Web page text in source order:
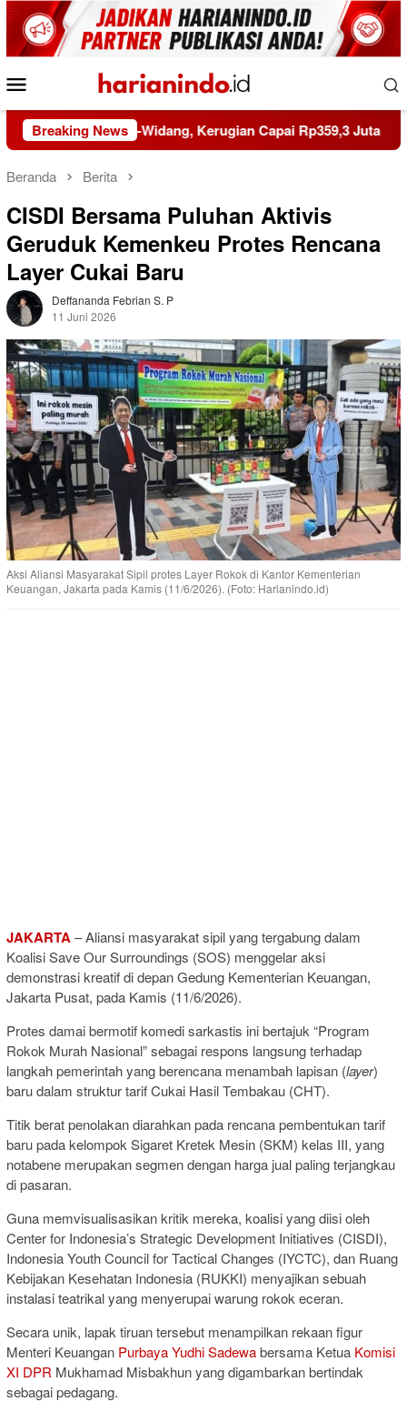
Loncat
ke
konten
Mobile
Breaking News
Babat-Widang, Kerugian Capai Rp359,3 Juta Riau 69
Beranda Berita
CISDI Bersama Puluhan Aktivis
Geruduk Kemenkeu Protes Rencana
Layer Cukai Baru
Deffananda Febrian S. P
11 Juni 2026
Aksi Aliansi Masyarakat Sipil protes Layer Rokok di Kantor Kementerian
Keuangan, Jakarta pada Kamis (11/6/2026). (Foto: Harianindo.id)
JAKARTA– Aliansi masyarakat sipil yang tergabung dalam
Koalisi Save Our Surroundings (SOS) menggelar aksi
demonstrasi kreatif di depan Gedung Kementerian Keuangan,
Jakarta Pusat, pada Kamis (11/6/2026).
Protes damai bermotif komedi sarkastis ini bertajuk “Program
Rokok Murah Nasional” sebagai respons langsung terhadap
langkah pemerintah yang berencana menambah lapisan (layer)
baru dalam struktur tarif Cukai Hasil Tembakau (CHT).
Titik berat penolakan diarahkan pada rencana pembentukan tarif
baru pada kelompok Sigaret Kretek Mesin (SKM) kelas III, yang
notabene merupakan segmen dengan harga jual paling terjangkau
di pasaran.
Guna memvisualisasikan kritik mereka, koalisi yang diisi oleh
Center for Indonesia’s Strategic Development Initiatives (CISDI),
Indonesia Youth Council for Tactical Changes (IYCTC), dan Ruang
Kebijakan Kesehatan Indonesia (RUKKI) menyajikan sebuah
instalasi teatrikal yang menyerupai warung rokok eceran.
Secara unik, lapak tiruan tersebut menampilkan rekaan figur
Menteri Keuangan Purbaya Yudhi Sadewabersama Ketua Komisi
XI DPR Mukhamad Misbakhun yang digambarkan bertindak
sebagai pedagang.